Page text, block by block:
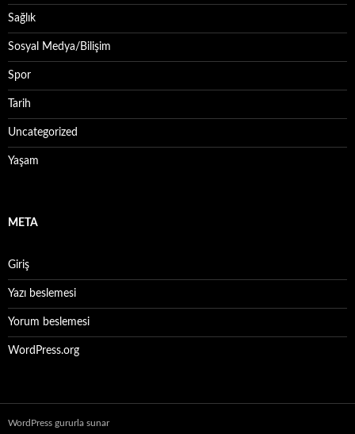
Sağlık
Sosyal Medya/Bilişim
Spor
Tarih
Uncategorized
Yaşam
META
Giriş
Yazı beslemesi
Yorum beslemesi
WordPress.org
WordPress gururla sunar